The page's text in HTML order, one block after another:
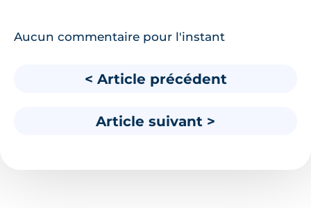
Aucun commentaire pour l'instant
< Article précédent
Article suivant >